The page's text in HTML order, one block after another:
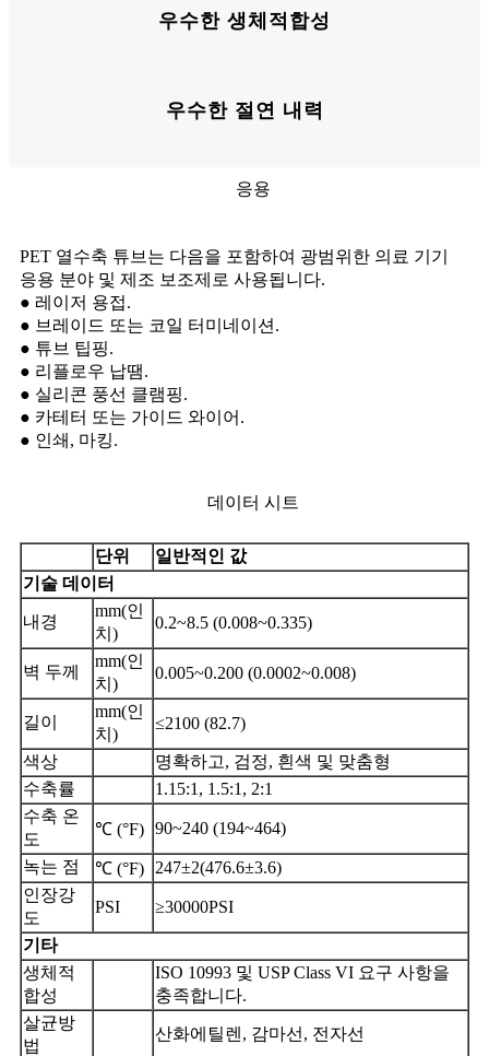
우수한 생체적합성
우수한 절연 내력
응용
PET 열수축 튜브는 다음을 포함하여 광범위한 의료 기기
응용 분야 및 제조 보조제로 사용됩니다.
● 레이저 용접.
● 브레이드 또는 코일 터미네이션.
● 튜브 팁핑.
● 리플로우 납땜.
● 실리콘 풍선 클램핑.
● 카테터 또는 가이드 와이어.
● 인쇄, 마킹.
데이터 시트
단위
일반적인 값
기술 데이터
내경
mm(인
치)
0.2~8.5 (0.008~0.335)
벽 두께
mm(인
치)
0.005~0.200 (0.0002~0.008)
길이
mm(인
치)
≤2100 (82.7)
색상
명확하고, 검정, 흰색 및 맞춤형
수축률
1.15:1, 1.5:1, 2:1
수축 온
도
℃ (°F) 90~240 (194~464)
녹는 점 ℃ (°F)
247±2(476.6±3.6)
인장강
도
PSI ≥30000PSI
기타
생체적
합성
ISO 10993 및 USP Class VI 요구 사항을
충족합니다.
살균방
법
산화에틸렌, 감마선, 전자선